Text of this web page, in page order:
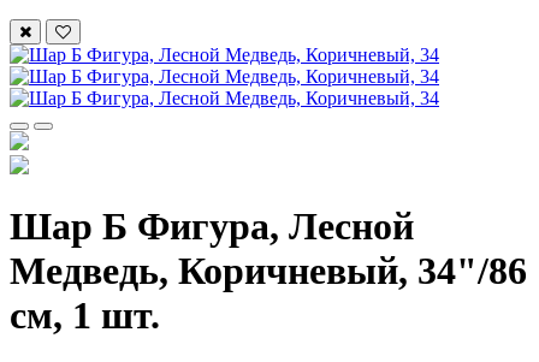
Шар Б Фигура, Лесной
Медведь, Коричневый, 34"/86
см, 1 шт.